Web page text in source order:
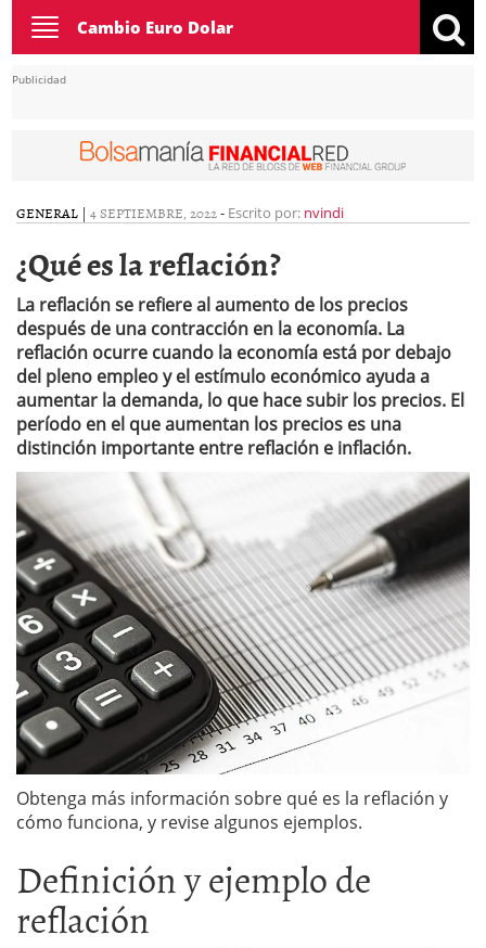
Toggle
navigation
Cambio Euro Dolar
Publicidad
GENERAL | 4 SEPTIEMBRE, 2022- Escrito por: nvindi
¿Qué es la reflación?
La reflación se refiere al aumento de los precios
después de una contracción en la economía. La
reflación ocurre cuando la economía está por debajo
del pleno empleo y el estímulo económico ayuda a
aumentar la demanda, lo que hace subir los precios. El
período en el que aumentan los precios es una
distinción importante entre reflación e inflación.
Obtenga más información sobre qué es la reflación y
cómo funciona, y revise algunos ejemplos.
Definición y ejemplo de
reflación